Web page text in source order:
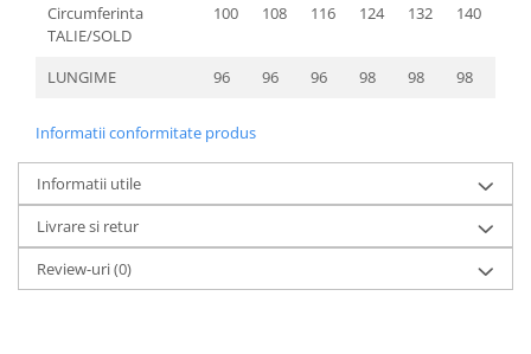
Circumferinta
TALIE/SOLD
100 108 116 124 132 140
LUNGIME 96 96 96 98 98 98
Informatii conformitate produs
Informatii utile
Livrare si retur
Review-uri(0)